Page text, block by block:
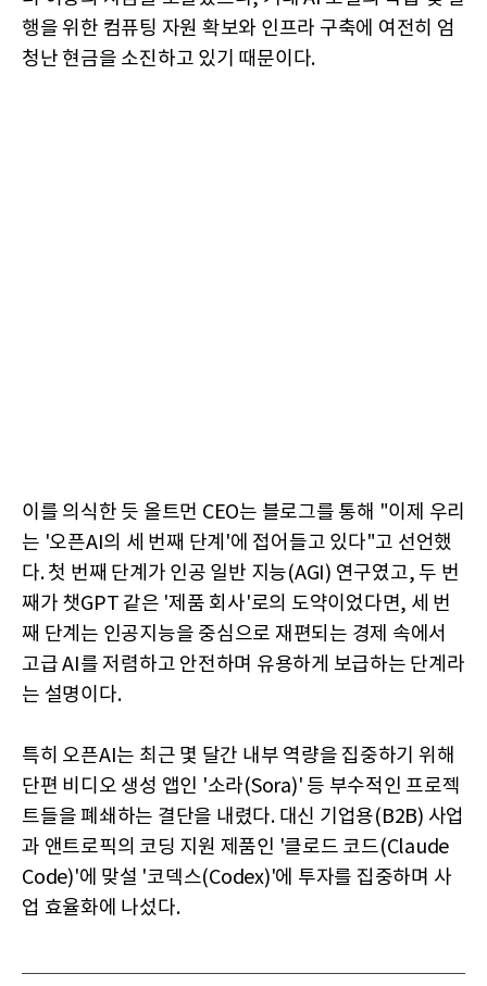
행을 위한 컴퓨팅 자원 확보와 인프라 구축에 여전히 엄
청난 현금을 소진하고 있기 때문이다.
이를 의식한 듯 올트먼 CEO는 블로그를 통해 "이제 우리
는 '오픈AI의 세 번째 단계'에 접어들고 있다"고 선언했
다. 첫 번째 단계가 인공 일반 지능(AGI) 연구였고, 두 번
째가 챗GPT 같은 '제품 회사'로의 도약이었다면, 세 번
째 단계는 인공지능을 중심으로 재편되는 경제 속에서
고급 AI를 저렴하고 안전하며 유용하게 보급하는 단계라
는 설명이다.
특히 오픈AI는 최근 몇 달간 내부 역량을 집중하기 위해
단편 비디오 생성 앱인 '소라(Sora)' 등 부수적인 프로젝
트들을 폐쇄하는 결단을 내렸다. 대신 기업용(B2B) 사업
과 앤트로픽의 코딩 지원 제품인 '클로드 코드(Claude
Code)'에 맞설 '코덱스(Codex)'에 투자를 집중하며 사
업 효율화에 나섰다.